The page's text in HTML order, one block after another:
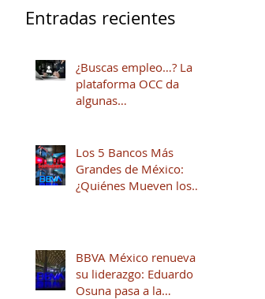
Entradas recientes
¿Buscas empleo…? La
plataforma OCC da
algunas
búsqueda de una
oportunidad laboral
Los 5 Bancos Más
Grandes de México:
¿Quiénes Mueven los
BBVA México renueva
su liderazgo: Eduardo
Osuna pasa a la